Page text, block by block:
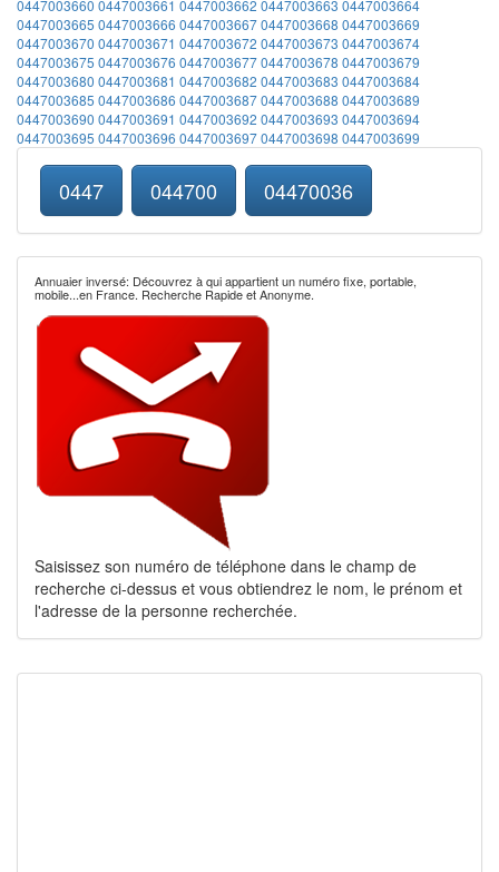
0447003660 0447003661 0447003662 0447003663 0447003664
0447003665 0447003666 04470036670447003668 0447003669
0447003670 0447003671 0447003672 0447003673 0447003674
0447003675 0447003676 04470036770447003678 0447003679
0447003680 0447003681 0447003682 0447003683 0447003684
0447003685 0447003686 04470036870447003688 0447003689
0447003690 0447003691 0447003692 0447003693 0447003694
0447003695 0447003696 04470036970447003698 0447003699
0447 044700 04470036
Annuaier inversé: Découvrez à qui appartient un numéro fixe, portable,
mobile...en France. Recherche Rapide et Anonyme.
Saisissez son numéro de téléphone dans le champ de
recherche ci-dessus et vous obtiendrez le nom, le prénom et
l'adresse de la personne recherchée.